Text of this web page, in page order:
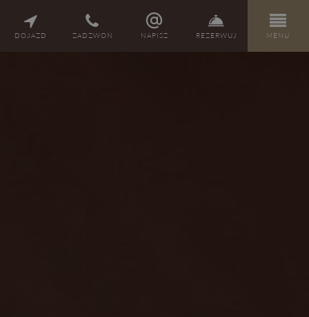
DOJAZD ZADZWOŃ NAPISZ REZERWUJ MENU
PL EN CZ